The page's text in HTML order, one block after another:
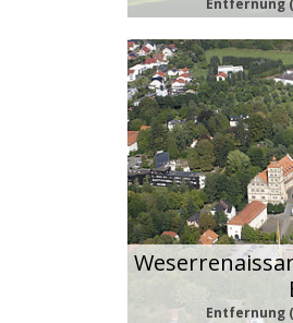
Entfernung
Entfernung